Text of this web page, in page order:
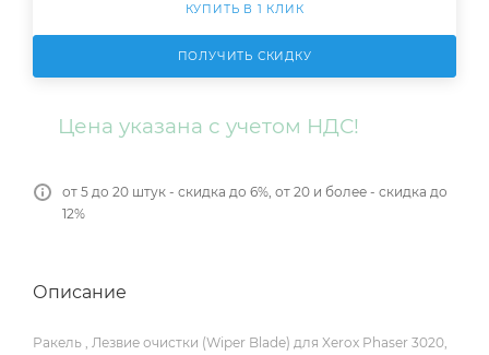
КУПИТЬ В 1 КЛИК
ПОЛУЧИТЬ СКИДКУ
Цена указана с учетом НДС!
от 5 до 20 штук - скидка до 6%, от 20 и более - скидка до
12%
Описание
Ракель , Лезвие очистки (Wiper Blade) для Xerox Phaser 3020,